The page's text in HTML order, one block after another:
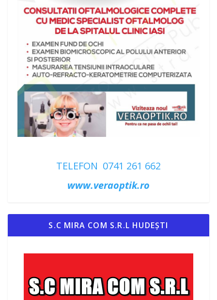
TELEFON 0741 261 662
www.veraoptik.ro
S.C MIRA COM S.R.L HUDEȘTI